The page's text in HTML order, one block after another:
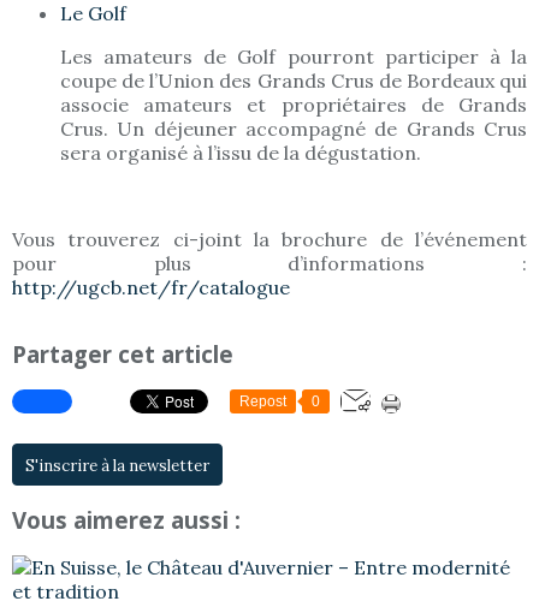
Le Golf
Les amateurs de Golf pourront participer à la
coupe de l’Union des Grands Crus de Bordeaux qui
associe amateurs et propriétaires de Grands
Crus. Un déjeuner accompagné de Grands Crus
sera organisé à l’issu de la dégustation.
Vous trouverez ci-joint la brochure de l’événement
pour plus d’informations :
http://ugcb.net/fr/catalogue
Partager cet article
Repost 0
S'inscrire à la newsletter
Vous aimerez aussi :